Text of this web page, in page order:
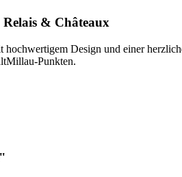
& Châteaux
hochwertigem Design und einer
Punkten.